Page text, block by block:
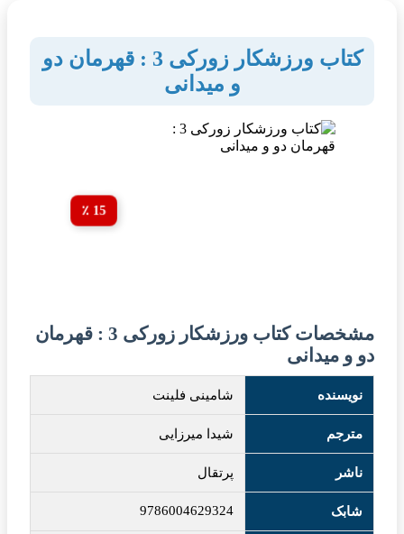
کتاب ورزشکار زورکی 3 : قهرمان دو
و میدانی
15 ٪
مشخصات کتاب ورزشکار زورکی 3 : قهرمان
دو و میدانی
نویسنده شامینی فلینت
مترجم شیدا میرزایی
ناشر پرتقال
شابک 9786004629324